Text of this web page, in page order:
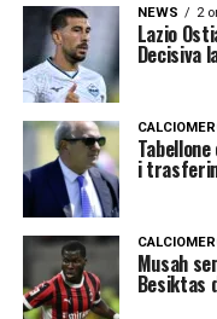
NEWS 2
Lazio
Decisiva
i
Musah
Besiktas